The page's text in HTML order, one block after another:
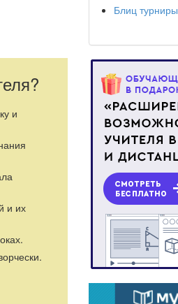
и
и их
Блиц турниры